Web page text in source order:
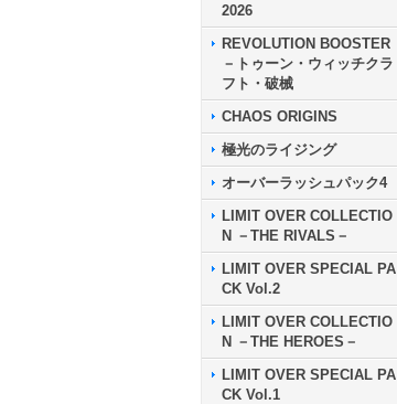
2026
REVOLUTION BOOSTER
－トゥーン・ウィッチクラ
フト・破械
CHAOS ORIGINS
極光のライジング
オーバーラッシュパック4
LIMIT OVER COLLECTIO
N －THE RIVALS－
LIMIT OVER SPECIAL PA
CK Vol.2
LIMIT OVER COLLECTIO
N －THE HEROES－
LIMIT OVER SPECIAL PA
CK Vol.1